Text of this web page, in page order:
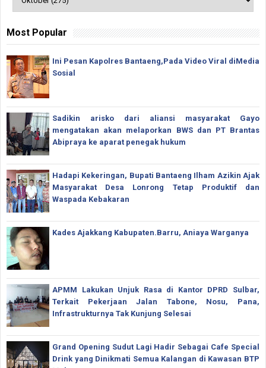
Most Popular
Ini Pesan Kapolres Bantaeng,Pada Video Viral diMedia
Sosial
Sadikin arisko dari aliansi masyarakat Gayo
mengatakan akan melaporkan BWS dan PT Brantas
Abipraya ke aparat penegak hukum
Hadapi Kekeringan, Bupati Bantaeng Ilham Azikin Ajak
Masyarakat Desa Lonrong Tetap Produktif dan
Waspada Kebakaran
Kades Ajakkang Kabupaten.Barru, Aniaya Warganya
APMM Lakukan Unjuk Rasa di Kantor DPRD Sulbar,
Terkait Pekerjaan Jalan Tabone, Nosu, Pana,
Infrastrukturnya Tak Kunjung Selesai
Grand Opening Sudut Lagi Hadir Sebagai Cafe Special
Drink yang Dinikmati Semua Kalangan di Kawasan BTP